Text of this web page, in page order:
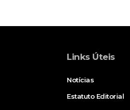
Links Úteis
Notícias
Estatuto Editorial